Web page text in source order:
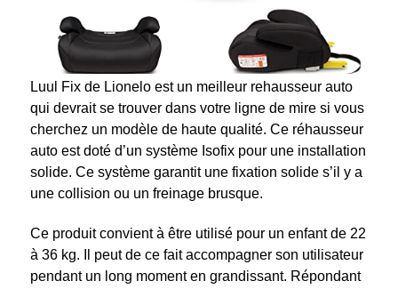
Luul Fix de Lionelo est un meilleur rehausseur auto
qui devrait se trouver dans votre ligne de mire si vous
cherchez un modèle de haute qualité. Ce réhausseur
auto est doté d’un système Isofix pour une installation
solide. Ce système garantit une fixation solide s’il y a
une collision ou un freinage brusque.
Ce produit convient à être utilisé pour un enfant de 22
à 36 kg. Il peut de ce fait accompagner son utilisateur
pendant un long moment en grandissant. Répondant